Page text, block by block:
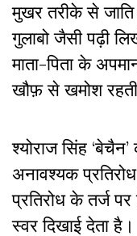
मुखर तरीके से जाति
गुलाबो जैसी पढ़ी
माता-पिता के
खौफ़ से खमोश
श्योराज सिंह
अनावश्यक
प्रतिरोध के तर्ज पर
स्वर दिखाई देता है।